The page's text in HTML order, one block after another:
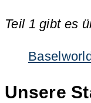
Teil 1 gibt es
Unsere